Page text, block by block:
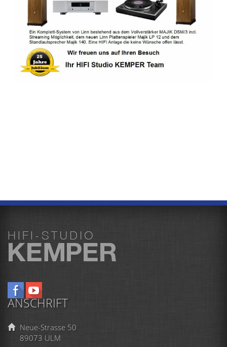
ANSCHRIFT
Neue-Strasse 50
89073 ULM